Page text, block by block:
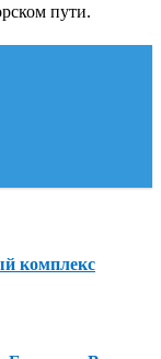
пути.
комплекс